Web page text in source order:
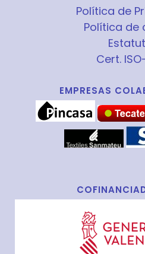
Política de
Política de
Cert.
EMPRESAS